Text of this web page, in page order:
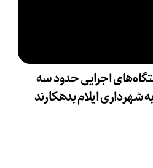
اجرایی حدود سه
شهرداری ایلام بدهکارند